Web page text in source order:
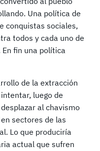
Una política de
conquistas sociales,
todos y cada uno de
fin una política
de la extracción
luego de
al chavismo
sectores de las
Lo que produciría
actual que sufren